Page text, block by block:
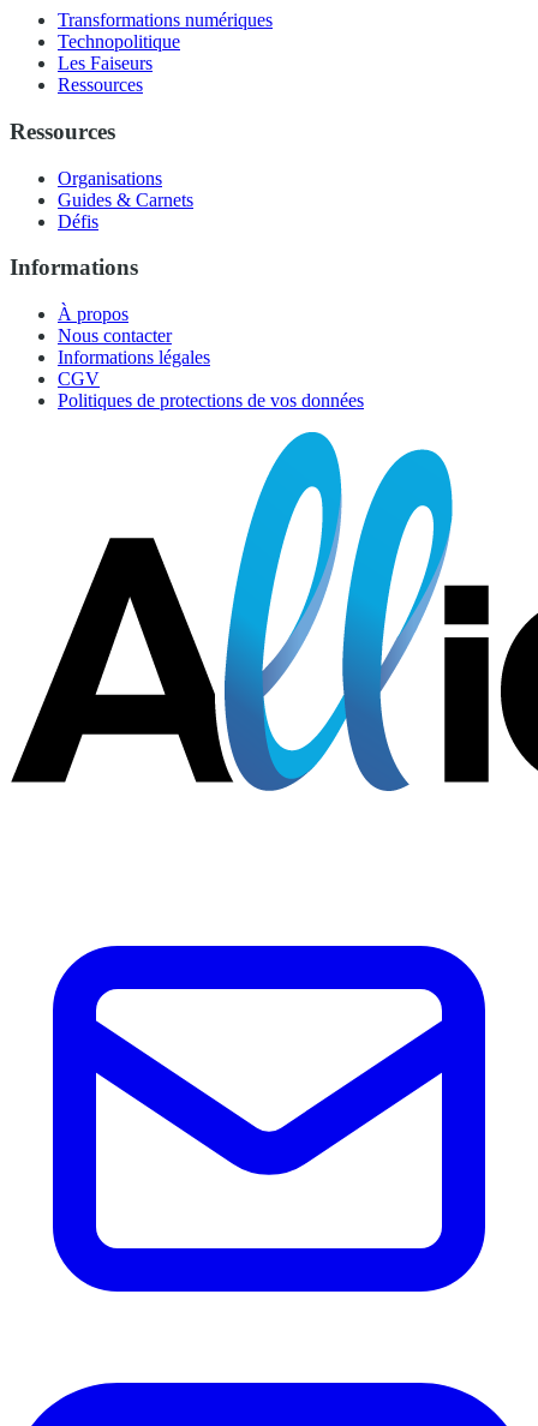
Transformations numériques
Technopolitique
Les Faiseurs
Ressources
Ressources
Organisations
Guides & Carnets
Défis
Informations
À propos
Nous contacter
Informations légales
CGV
Politiques de protections de vos données